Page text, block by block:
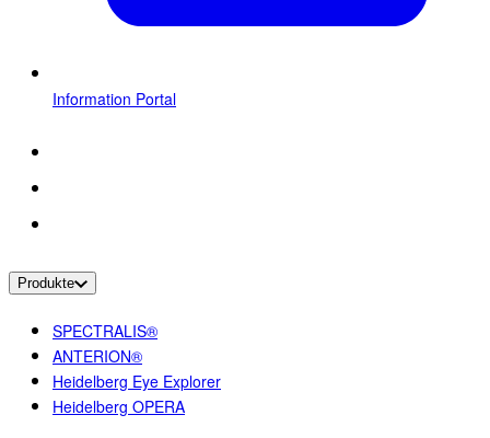
Information Portal
Produkte
SPECTRALIS®
ANTERION®
Heidelberg Eye Explorer
Heidelberg OPERA